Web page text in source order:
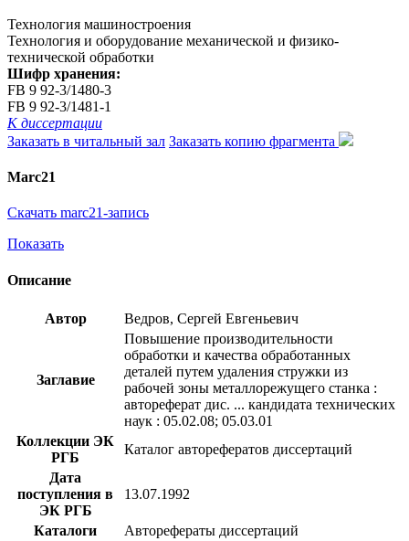
Технология машиностроения
Технология и оборудование механической и физико-
технической обработки
Шифр хранения:
FB 9 92-3/1480-3
FB 9 92-3/1481-1
К диссертации
Заказать в читальный зал Заказать копию фрагмента
Marc21
Скачать marc21-запись
Показать
Описание
Автор Ведров, Сергей Евгеньевич
Заглавие
Повышение производительности
обработки и качества обработанных
деталей путем удаления стружки из
рабочей зоны металлорежущего станка :
автореферат дис. ... кандидата технических
наук : 05.02.08; 05.03.01
Коллекции ЭК
РГБ
Каталог авторефератов диссертаций
Дата
поступления в
ЭК РГБ
13.07.1992
Каталоги
Авторефераты диссертаций